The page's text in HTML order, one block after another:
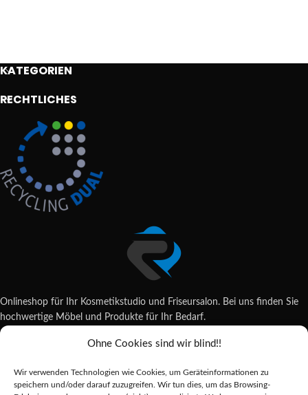
Ohne Cookies sind wir blind!!
Wir verwenden Technologien wie Cookies, um Geräteinformationen zu
speichern und/oder darauf zuzugreifen. Wir tun dies, um das Browsing-
KATEGORIEN
RECHTLICHES
Onlineshop für Ihr Kosmetikstudio und Friseursalon. Bei uns finden Sie
hochwertige Möbel und Produkte für Ihr Bedarf.
Wildsachsener Str. 6, 65207 Wiesbaden
shop@reda-shop.de
REDA SHOP - Hochwertige Studio Ausstattung
2025.